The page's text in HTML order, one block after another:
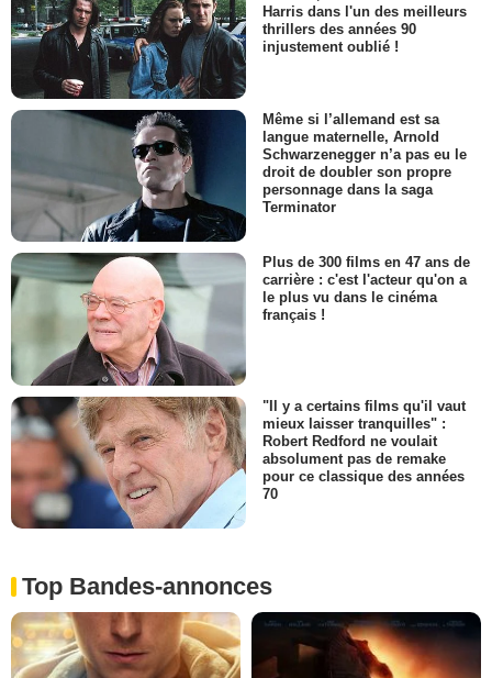
Harris dans l'un des meilleurs
thrillers des années 90
injustement oublié !
Même si l’allemand est sa
langue maternelle, Arnold
Schwarzenegger n’a pas eu le
droit de doubler son propre
personnage dans la saga
Terminator
Plus de 300 films en 47 ans de
carrière : c'est l'acteur qu'on a
le plus vu dans le cinéma
français !
"Il y a certains films qu'il vaut
mieux laisser tranquilles" :
Robert Redford ne voulait
absolument pas de remake
pour ce classique des années
70
Top Bandes-annonces